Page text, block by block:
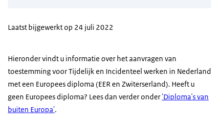
Laatst bijgewerkt op 24 juli 2022
Hieronder vindt u informatie over het aanvragen van
toestemming voor Tijdelijk en Incidenteel werken in Nederland
met een Europees diploma (EER en Zwiterserland). Heeft u
geen Europees diploma? Lees dan verder onder 'Diploma's van
buiten Europa'.